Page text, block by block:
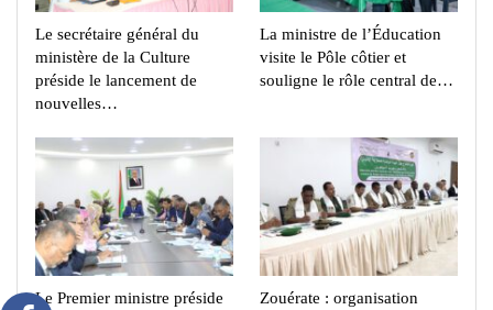
Le secrétaire général du
ministère de la Culture
préside le lancement de
nouvelles…
La ministre de l’Éducation
visite le Pôle côtier et
souligne le rôle central de…
Le Premier ministre préside
Zouérate : organisation